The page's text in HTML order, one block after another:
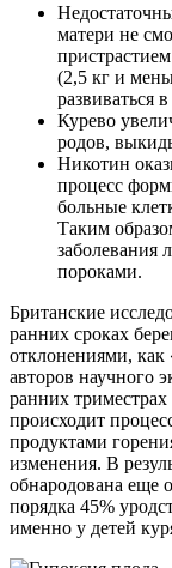
матери не
(2,5 кг и
развиваться
Курево
родов,
Никотин
процесс
больные
Таким
заболевания
пороками.
Британские
ранних сроках
отклонениями, как
авторов научного
ранних
происходит
продуктами
изменения. В
обнародована еще
порядка 45%
именно у детей